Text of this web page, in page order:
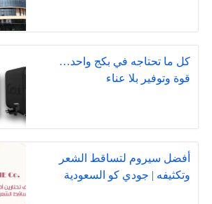
كل ما تحتاجه في بكج واحد…
قوة وتوفير بلا عناء
أفضل سيروم لتساقط الشعر
وتكثيفه | جودي كو السعودية